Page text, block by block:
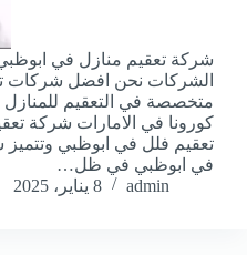
الشركات نحن افضل شركات
متخصصة في التعقيم
كورونا في الامارات شركة
تعقيم فلل في ابوظبي
في ابوظبي في ظل…
admin
8 يناير، 2025